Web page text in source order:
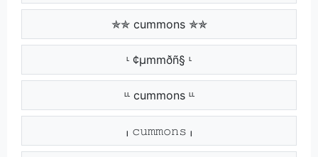
✯✯ cummons ✯✯
ᶫ ¢µmmðñ§ ᶫ
ᶫᶫ cummons ᶫᶫ
ₗ 𝚌𝚞𝚖𝚖𝚘𝚗𝚜 ₗ